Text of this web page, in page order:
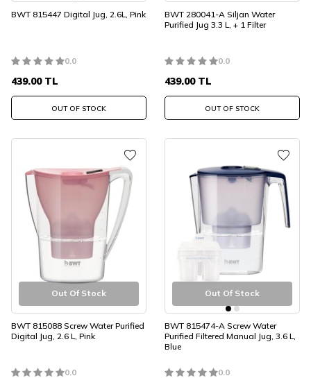
BWT 815447 Digital Jug, 2.6L, Pink
0.0
439.00TL
OUT OF STOCK
BWT 280041-A Siljan Water
Purified Jug 3.3 L, + 1 Filter
0.0
439.00TL
OUT OF STOCK
Out Of Stock
BWT 815088 Screw Water Purified
Digital Jug, 2.6 L, Pink
0.0
Out Of Stock
BWT 815474-A Screw Water
Purified Filtered Manual Jug, 3.6 L,
Blue
0.0